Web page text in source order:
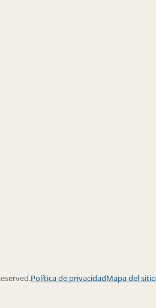
Política de privacidadMapa del sitio